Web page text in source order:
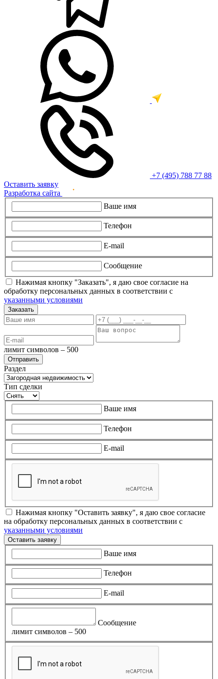
+7 (495) 788 77 88
Оставить заявку
Разработка сайта
Ваше имя
Телефон
E-mail
Сообщение
Нажимая кнопку "Заказать", я даю свое согласие на
обработку персональных данных в соответствии с
указанными условиями
Заказать
лимит символов – 500
Раздел
Тип сделки
Ваше имя
Телефон
E-mail
Нажимая кнопку "Оставить заявку", я даю свое согласие
на обработку персональных данных в соответствии с
указанными условиями
Оставить заявку
Ваше имя
Телефон
E-mail
Сообщение
лимит символов – 500